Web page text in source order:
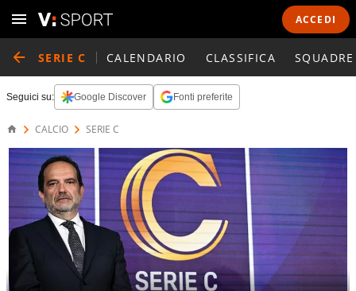
ACCEDI
SERIE C CALENDARIO CLASSIFICA SQUADRE
Seguici su: Google Discover Fonti preferite
CALCIO SERIE C